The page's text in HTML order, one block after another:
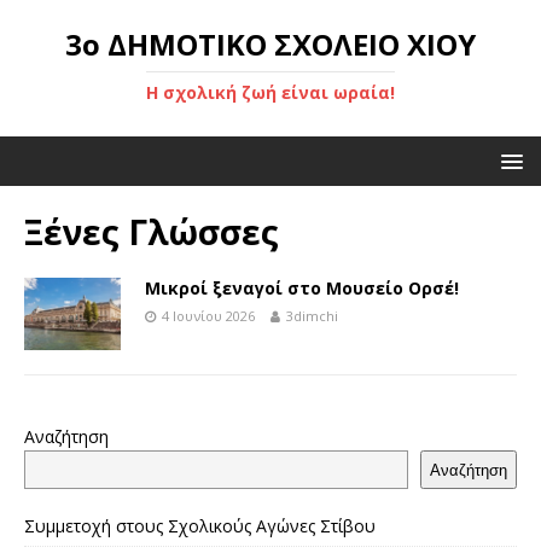
3ο ΔΗΜΟΤΙΚΟ ΣΧΟΛΕΙΟ ΧΙΟΥ
Η σχολική ζωή είναι ωραία!
Ξένες Γλώσσες
Μικροί ξεναγοί στο Μουσείο Ορσέ!
4 Ιουνίου 2026 3dimchi
Αναζήτηση
Αναζήτηση
Συμμετοχή στους Σχολικούς Αγώνες Στίβου